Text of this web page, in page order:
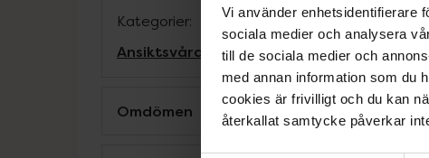
Vi använder enhetsidentifierare
sociala medier och analysera
till de sociala medier och
med annan information som du
cookies är frivilligt och du kan
återkallat samtycke påverkar
Kategorier:
Ansiktsvård Läppvård
Omdömen